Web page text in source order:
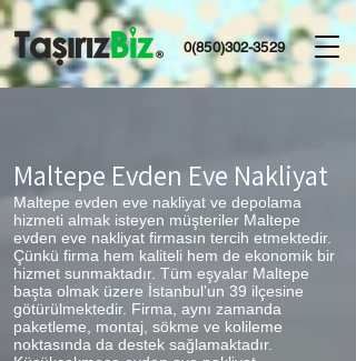
0(850)302-3529
Maltepe Evden Eve Nakliyat
Maltepe evden eve nakliyat ve depolama
hizmeti almak isteyen müşteriler Maltepe
evden eve nakliyat firmasın tercih etmektedir.
Çünkü firma hem kaliteli hem de ekonomik bir
hizmet sunmaktadır. Tüm eşyalar Maltepe
başta olmak üzere İstanbul’un 39 ilçesine
götürülmektedir. Firma, aynı zamanda
paketleme, montaj, sökme ve kolileme
noktasında da destek sağlamaktadır.